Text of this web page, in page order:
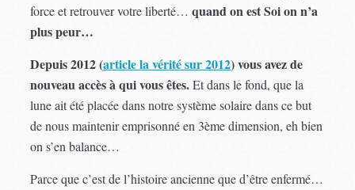
force et retrouver votre liberté…quand on est Soi on n’a
plus peur…
Depuis 2012 (article la vérité sur 2012) vous avez de
nouveau accès à qui vous êtes.Et dans le fond, que la
lune ait été placée dans notre système solaire dans ce but
de nous maintenir emprisonné en 3ème dimension, eh bien
on s’en balance…
Parce que c’est de l’histoire ancienne que d’être enfermé…